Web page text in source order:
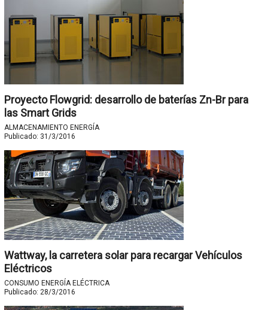
Proyecto Flowgrid: desarrollo de baterías Zn-Br para
las Smart Grids
ALMACENAMIENTO ENERGÍA
Publicado: 31/3/2016
Wattway, la carretera solar para recargar Vehículos
Eléctricos
CONSUMO ENERGÍA ELÉCTRICA
Publicado: 28/3/2016